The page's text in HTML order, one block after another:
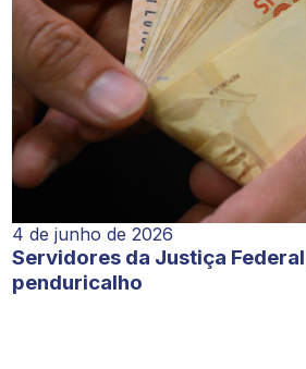
4 de junho de 2026
Servidores da Justiça
penduricalho